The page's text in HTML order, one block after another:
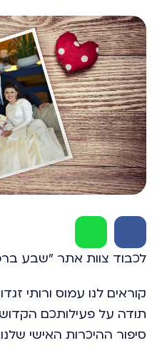
לכבוד צוות אתר "שבע
קוראים לנו עמוס ורותי
תודה על פעילותכם
סיפור ההיכרות האישי